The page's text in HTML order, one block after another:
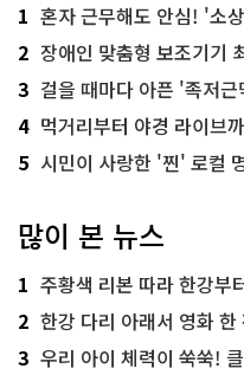
1 혼자 근무해도 안심! '소
2 장애인 맞춤형 보조기기 최
3 걸을 때마다 아픈 '족저근막
4 먹거리부터 야경 라이브
5 시민이 사랑한 '찐' 로컬 명
많이 본 뉴스
1 주황색 리본 따라 한강부터 메
2 한강 다리 아래서 영화
3 우리 아이 체력이 쑥쑥!